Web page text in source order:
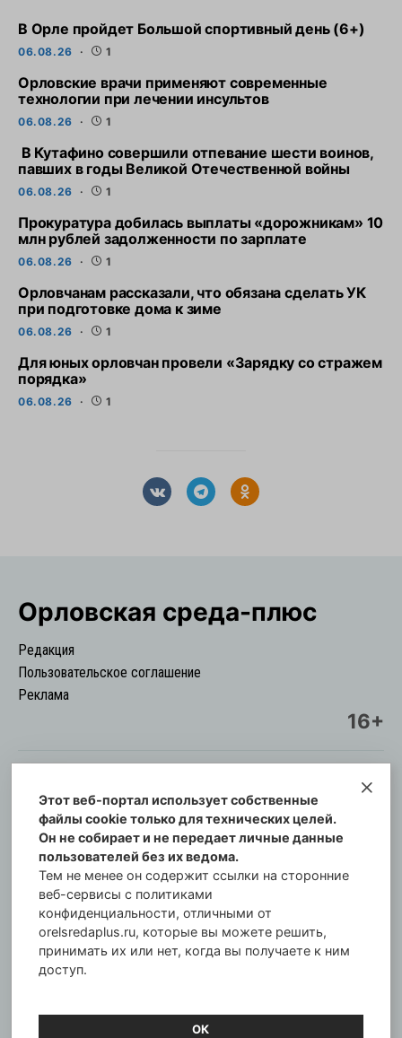
В Орле пройдет Большой спортивный день (6+)
06.08.26 1
Орловские врачи применяют современные
технологии при лечении инсультов
06.08.26 1
В Кутафино совершили отпевание шести воинов,
павших в годы Великой Отечественной войны
06.08.26 1
Прокуратура добилась выплаты «дорожникам» 10
млн рублей задолженности по зарплате
06.08.26 1
Орловчанам рассказали, что обязана сделать УК
при подготовке дома к зиме
06.08.26 1
Для юных орловчан провели «Зарядку со стражем
порядка»
06.08.26 1
Орловская cреда-плюс
Редакция
Пользовательское соглашение
Реклама
16+
© Информационный городской портал
Орловская cреда-плюс, 2021-2026
Свидетельство о регистрации СМИ: ПИ №57-
00254 от 29 октября 2013 г.
Газета зарегистрирована Управлением
Федеральной службы по надзору в сфере связи,
информационных технологий и массовых
коммуникаций по Орловской области.
Главный редактор: Татьяна Филёва
Этот веб-портал использует собственные
файлы cookie только для технических целей.
Он не собирает и не передает личные данные
пользователей без их ведома.
Тем не менее он содержит ссылки на сторонние
веб-сервисы с политиками
конфиденциальности, отличными от
orelsredaplus.ru, которые вы можете решить,
принимать их или нет, когда вы получаете к ним
доступ.
ОК